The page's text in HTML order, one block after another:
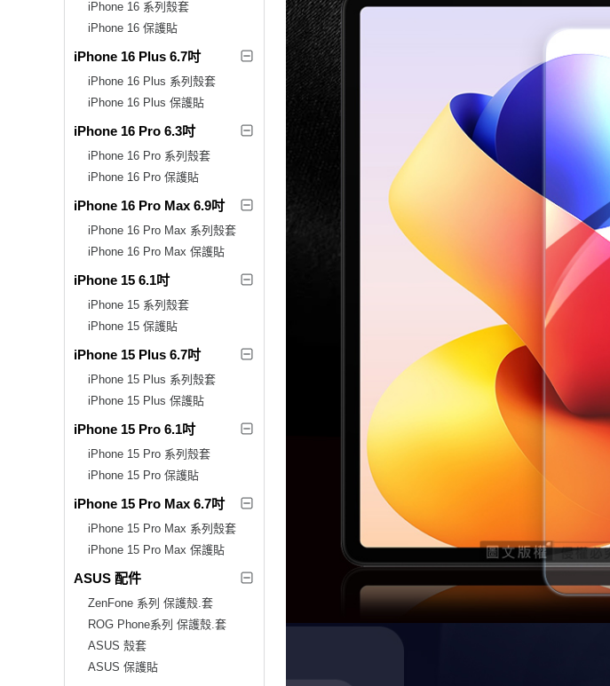
iPhone 16 系列殼套
iPhone 16 保護貼
iPhone 16 Plus 6.7吋
iPhone 16 Plus 系列殼套
iPhone 16 Plus 保護貼
iPhone 16 Pro 6.3吋
iPhone 16 Pro 系列殼套
iPhone 16 Pro 保護貼
iPhone 16 Pro Max 6.9吋
iPhone 16 Pro Max 系列殼套
iPhone 16 Pro Max 保護貼
iPhone 15 6.1吋
iPhone 15 系列殼套
iPhone 15 保護貼
iPhone 15 Plus 6.7吋
iPhone 15 Plus 系列殼套
iPhone 15 Plus 保護貼
iPhone 15 Pro 6.1吋
iPhone 15 Pro 系列殼套
iPhone 15 Pro 保護貼
iPhone 15 Pro Max 6.7吋
iPhone 15 Pro Max 系列殼套
iPhone 15 Pro Max 保護貼
ASUS 配件
ZenFone 系列 保護殼.套
ROG Phone系列 保護殼.套
ASUS 殼套
ASUS 保護貼